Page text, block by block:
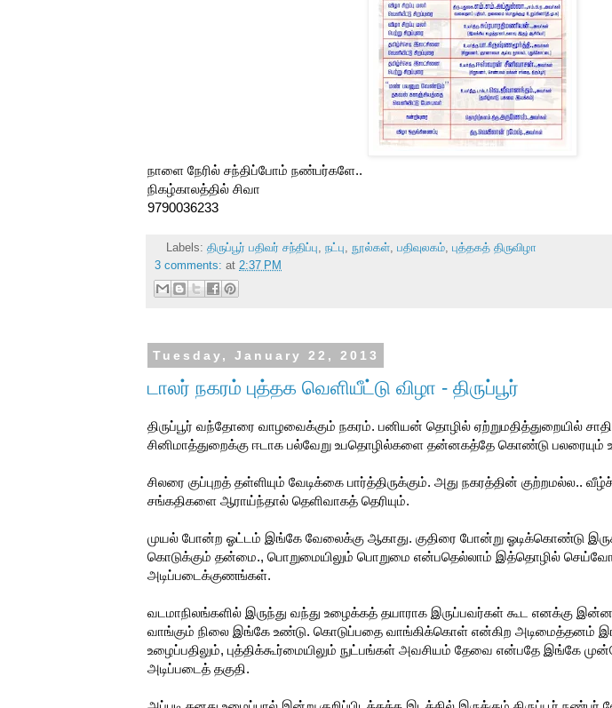
நாளை நேரில் சந்திப்போம் நண்பர்களே..
நிகழ்காலத்தில் சிவா
9790036233
Labels: திருப்பூர் பதிவர் சந்திப்பு நட்பு நூல்கள், பதிவுலகம், புத்தகத் திருவிழா
3 comments: at 2:37 PM
Tuesday, January 22, 2013
டாலர் நகரம் புத்தக வெளியீட்டு விழா - திருப்பூர்
திருப்பூர் வந்தோரை வாழவைக்கும் நகரம். பனியன் தொழில் ஏற்றுமதித்துறையில்
சினிமாத்துறைக்கு ஈடாக பல்வேறு உபதொழில்களை தன்னகத்தே கொண்டு பலரையும்
சிலரை குப்புறத் தள்ளியும் வேடிக்கை பார்த்திருக்கும். அது நகரத்தின் குற்றமல்ல..
சங்கதிகளை ஆராய்ந்தால் தெளிவாகத் தெரியும்.
முயல் போன்ற ஓட்டம் இங்கே வேலைக்கு ஆகாது. குதிரை போன்று ஓடிக்கொண்டு
கொடுக்கும் தன்மை., பொறுமையிலும் பொறுமை என்பதெல்லாம் இத்தொழில்
அடிப்படைக்குணங்கள்.
வடமாநிலங்களில் இருந்து வந்து உழைக்கத் தயாராக இருப்பவர்கள் கூட எனக்கு
வாங்கும் நிலை இங்கே உண்டு. கொடுப்பதை வாங்கிக்கொள் என்கிற
உழைப்பதிலும், புத்திக்கூர்மையிலும் நுட்பங்கள் அவசியம் தேவை என்பதே இங்கே
அடிப்படைத் தகுதி.